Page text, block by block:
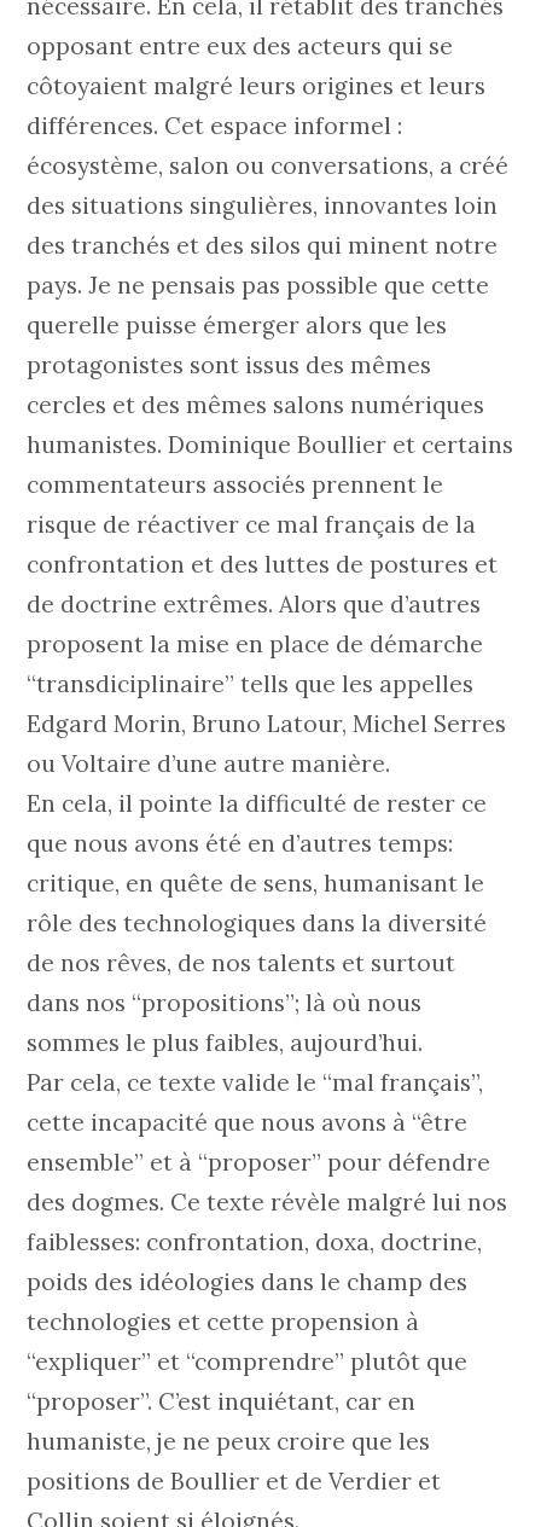
opposant entre eux des acteurs qui se
côtoyaient malgré leurs origines et leurs
différences. Cet espace informel :
écosystème, salon ou conversations, a créé
des situations singulières, innovantes loin
des tranchés et des silos qui minent notre
pays. Je ne pensais pas possible que cette
querelle puisse émerger alors que les
protagonistes sont issus des mêmes
cercles et des mêmes salons numériques
humanistes. Dominique Boullier et certains
commentateurs associés prennent le
risque de réactiver ce mal français de la
confrontation et des luttes de postures et
de doctrine extrêmes. Alors que d’autres
proposent la mise en place de démarche
“transdiciplinaire” tells que les appelles
Edgard Morin, Bruno Latour, Michel Serres
ou Voltaire d’une autre manière.
En cela, il pointe la difficulté de rester ce
que nous avons été en d’autres temps:
critique, en quête de sens, humanisant le
rôle des technologiques dans la diversité
de nos rêves, de nos talents et surtout
dans nos “propositions”; là où nous
sommes le plus faibles, aujourd’hui.
Par cela, ce texte valide le “mal français”,
cette incapacité que nous avons à “être
ensemble” et à “proposer” pour défendre
des dogmes. Ce texte révèle malgré lui nos
faiblesses: confrontation, doxa, doctrine,
poids des idéologies dans le champ des
technologies et cette propension à
“expliquer” et “comprendre” plutôt que
“proposer”. C’est inquiétant, car en
humaniste, je ne peux croire que les
positions de Boullier et de Verdier et
Collin soient si éloignés.